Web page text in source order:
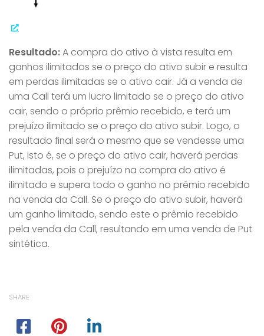
Resultado:A compra do ativo à vista resulta em
ganhos ilimitados se o preço do ativo subir e resulta
em perdas ilimitadas se o ativo cair. Já a venda de
uma Call terá um lucro limitado se o preço do ativo
cair, sendo o próprio prêmio recebido, e terá um
prejuízo ilimitado se o preço do ativo subir. Logo, o
resultado final será o mesmo que se vendesse uma
Put, isto é, se o preço do ativo cair, haverá perdas
ilimitadas, pois o prejuízo na compra do ativo é
ilimitado e supera todo o ganho no prêmio recebido
na venda da Call. Se o preço do ativo subir, haverá
um ganho limitado, sendo este o prêmio recebido
pela venda da Call, resultando em uma venda de Put
sintética.
SHARE